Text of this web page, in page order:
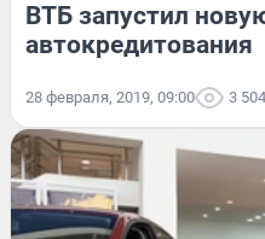
ВТБ запустил
автокредитования
28 февраля, 2019, 09:00 3 504